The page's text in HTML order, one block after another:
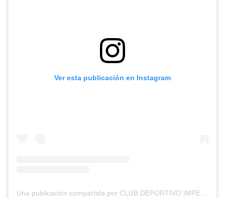
Ver esta publicación en Instagram
Una publicación compartida por CLUB DEPORTIVO IMPERIAL UNIDO (@cd_imperial_unido)